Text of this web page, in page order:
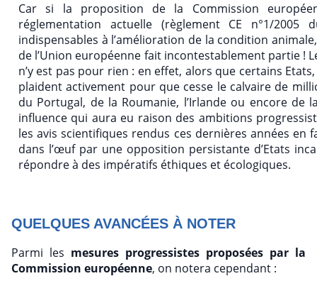
Car si la proposition de la Commission
réglementation actuelle (règlement CE n°1/
indispensables à l’amélioration de la condition
de l’Union européenne fait incontestablement partie !
n’y est pas pour rien : en effet, alors que certains
plaident activement pour que cesse le calvaire de
du Portugal, de la Roumanie, l’Irlande ou encore
influence qui aura eu raison des ambitions
les avis scientifiques rendus ces dernières années en
dans l’œuf par une opposition persistante d’Etats
répondre à des impératifs éthiques et écologiques.
QUELQUES AVANCÉES À NOTER
Parmi les mesures progressistes proposées par la
Commission européenne, on notera cependant :